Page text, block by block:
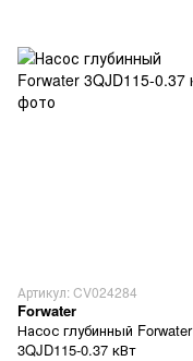
Артикул: CV024284
Forwater
Насос глубинный Forwater
3QJD115-0.37 кВт